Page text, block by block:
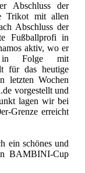
Abschluss der
Trikot mit allen
Abschluss der
Fußballprofi in
aktiv, wo er
in Folge mit
für das heutige
letzten Wochen
vorgestellt und
lagen wir bei
Grenze erreicht
ein schönes und
BAMBINI-Cup